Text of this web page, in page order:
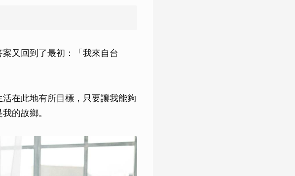
又回到了最初：「我來自台
在此地有所目標，只要讓我能夠
的故鄉。